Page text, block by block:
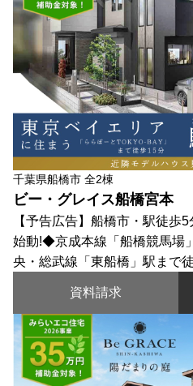
千葉県船橋市 全2棟
ビー・グレイス船橋宮本
【予告広告】船橋市・駅徒歩
始動!◆京成本線「船橋競馬場
央・総武線「東船橋」駅まで
資料請求